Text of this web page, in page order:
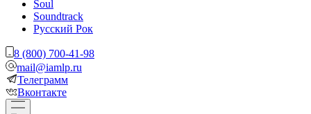
Soul
Soundtrack
Русский Рок
8 (800) 700-41-98
mail@iamlp.ru
Телеграмм
Вконтакте